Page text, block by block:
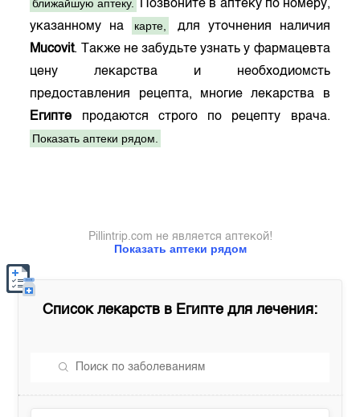
ближайшую аптеку.
Позвоните в аптеку по номеру,
указанному на
карте,
для уточнения наличия
Mucovit. Также не забудьте узнать у фармацевта
цену лекарства и необходиомсть
предоставления рецепта, многие лекарства в
Египте продаются строго по рецепту врача.
Показать аптеки рядом.
Показать аптеки рядом
Pillintrip.com не является аптекой!
Список лекарств в Египте для лечения: